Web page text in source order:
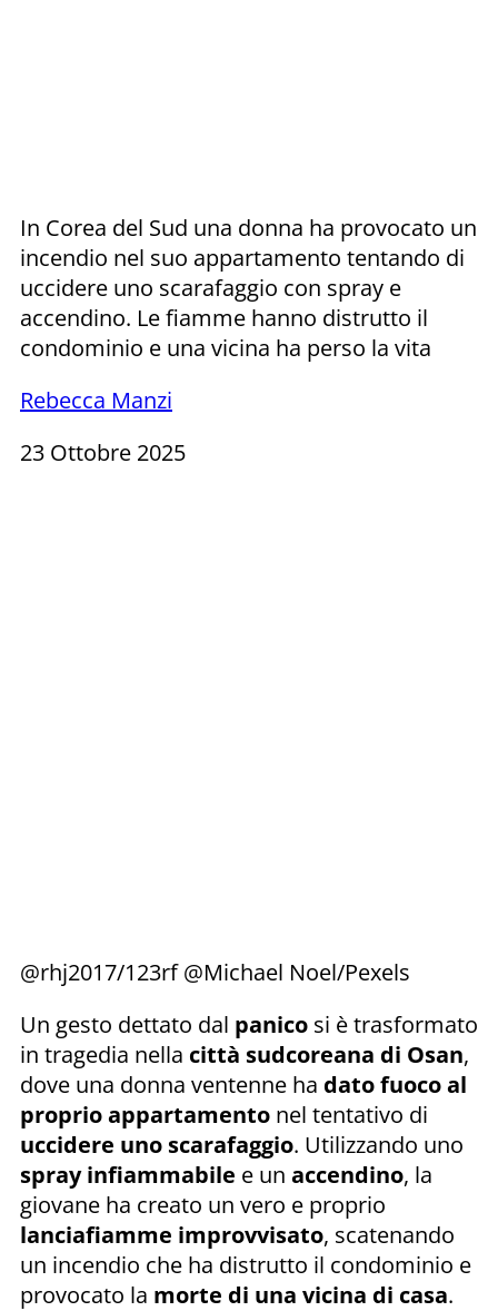
In Corea del Sud una donna ha provocato un
incendio nel suo appartamento tentando di
uccidere uno scarafaggio con spray e
accendino. Le fiamme hanno distrutto il
condominio e una vicina ha perso la vita
Rebecca Manzi
23 Ottobre 2025
@rhj2017/123rf @Michael Noel/Pexels
Un gesto dettato dal panico si è trasformato
in tragedia nella città sudcoreana di Osan,
dove una donna ventenne ha dato fuoco al
proprioappartamento nel tentativo di
uccidere uno scarafaggio. Utilizzando uno
spray infiammabile e un accendino, la
giovane ha creato un vero e proprio
lanciafiamme improvvisato, scatenando
un incendio che ha distrutto il condominio e
provocato la morte di una vicina di casa.